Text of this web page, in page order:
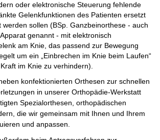
oder elektronische Steuerung fehlende
Gelenkfunktionen des Patienten ersetzt
werden sollen (BSp. Ganzbeinorthese - auch
genannt - mit elektronisch
am Knie, das passend zur Bewegung
um ein „Einbrechen im Knie beim Laufen“
im Knie zu verhindern).
konfektionierten Orthesen zur schnellen
in unserer Orthopädie-Werkstatt
Spezialorthesen, orthopädischen
die wir gemeinsam mit Ihnen und Ihrem
und anpassen.